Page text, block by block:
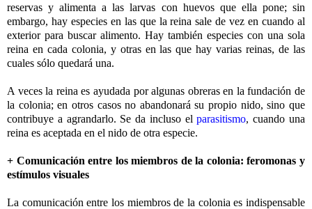
reservas y alimenta a las larvas con huevos que ella pone; sin
embargo, hay especies en las que la reina sale de vez en cuando al
exterior para buscar alimento. Hay también especies con una sola
reina en cada colonia, y otras en las que hay varias reinas, de las
cuales sólo quedará una.
A veces la reina es ayudada por algunas obreras en la fundación de
la colonia; en otros casos no abandonará su propio nido, sino que
contribuye a agrandarlo. Se da incluso elparasitismo, cuando una
reina es aceptada en el nido de otra especie.
+ Comunicación entre los miembros de la colonia: feromonas y
estímulos visuales
La comunicación entre los miembros de la colonia es indispensable